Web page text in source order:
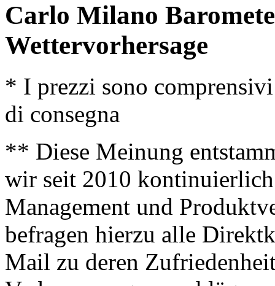
Carlo Milano
Wettervorhersage
* I prezzi sono
di consegna
** Diese Meinung
wir seit 2010
Management und
befragen hierzu alle
Mail zu deren